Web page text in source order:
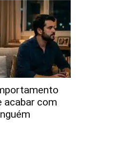
acabar com